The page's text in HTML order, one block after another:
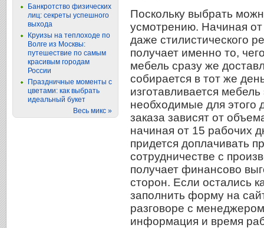
Поскольку выбрать
усмотрению. Начиная
даже стилистического
получает именно то,
мебель сразу же
собирается в тот же
изготавливается
необходимые для этого
заказа зависят от
начиная от 15 рабочих
придется доплачивать
сотрудничестве с
получает финансово
сторон. Если остались
заполнить форму на
разговоре с
информация и время
Банкротство физических
лиц: секреты успешного
выхода
Круизы на теплоходе по
Волге из Москвы:
путешествие по самым
красивым городам
России
Праздничные моменты с
цветами: как выбрать
идеальный букет
Весь микс »